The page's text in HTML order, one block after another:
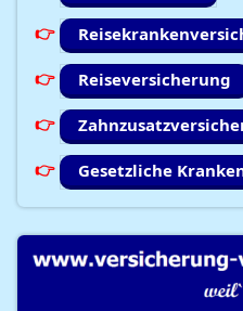
Reiseversicherung
Gesetzliche